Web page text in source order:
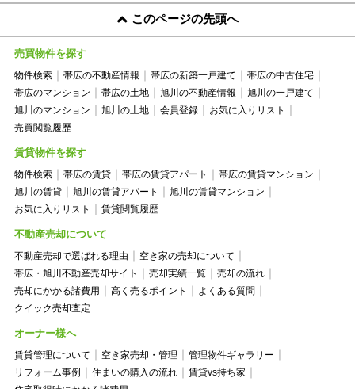
このページの先頭へ
売買物件を探す
物件検索 帯広の不動産情報 帯広の新築一戸建て
帯広の中古住宅
帯広のマンション
帯広の土地 旭川の不動産情報
旭川の一戸建て
旭川のマンション
旭川の土地 会員登録
お気に入りリスト
売買閲覧履歴
賃貸物件を探す
物件検索 帯広の賃貸 帯広の賃貸アパート
帯広の賃貸マンション
旭川の賃貸
旭川の賃貸アパート
旭川の賃貸マンション
お気に入りリスト
賃貸閲覧履歴
不動産売却について
不動産売却で選ばれる理由
空き家の売却について
帯広・旭川不動産売却サイト
売却実績一覧
売却の流れ
売却にかかる諸費用
高く売るポイント
よくある質問
クイック売却査定
オーナー様へ
賃貸管理について 空き家売却・管理
管理物件ギャラリー
リフォーム事例
住まいの購入の流れ
賃貸vs持ち家